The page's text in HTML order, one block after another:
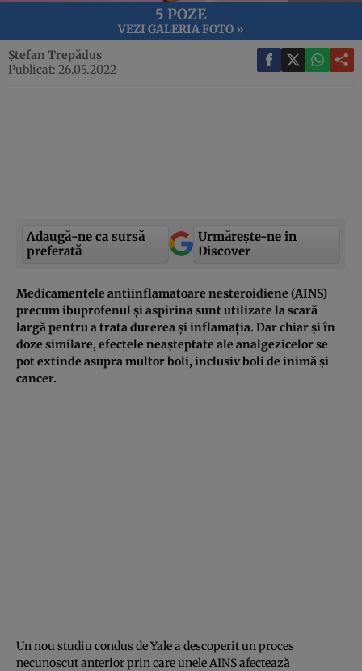
5 POZE
VEZI GALERIA FOTO »
Ștefan Trepăduș
Publicat: 26.05.2022
Adaugă-ne ca sursă
preferată
Urmărește-ne in
Discover
Medicamentele antiinflamatoare nesteroidiene (AINS)
precum ibuprofenul și aspirina sunt utilizate la scară
largă pentru a trata durerea și inflamația. Dar chiar și în
doze similare, efectele neașteptate ale analgezicelor se
pot extinde asupra multor boli, inclusiv boli de inimă și
cancer.
Un nou studiu condus de Yale a descoperit un proces
necunoscut anterior prin care unele AINS afectează